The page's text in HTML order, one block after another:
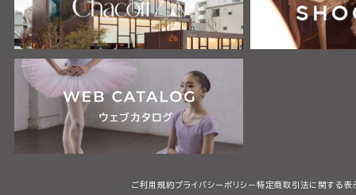
ご利用規約プライバシーポリシー特定商取引法に関する表